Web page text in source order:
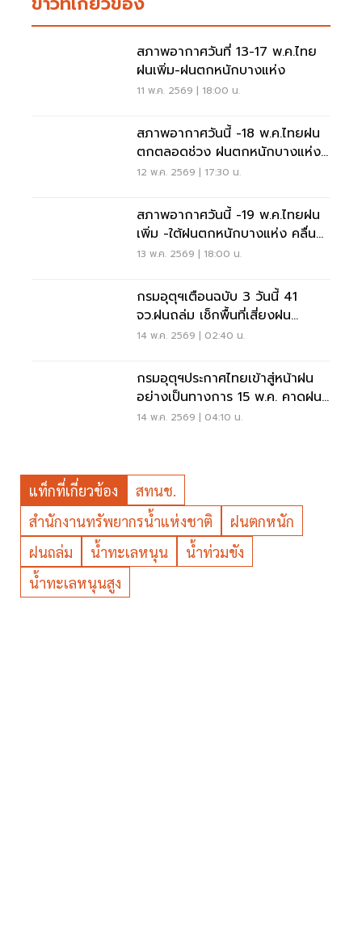
สภาพอากาศวันที่ 13-17 พ.ค.ไทย
ฝนเพิ่ม-ฝนตกหนักบางแห่ง
11 พ.ค. 2569 | 18:00 น.
สภาพอากาศวันนี้ -18 พ.ค.ไทยฝน
ตกตลอดช่วง ฝนตกหนักบางแห่ง
ทะเลคลื่นสูง
12 พ.ค. 2569 | 17:30 น.
สภาพอากาศวันนี้ -19 พ.ค.ไทยฝน
เพิ่ม -ใต้ฝนตกหนักบางแห่ง คลื่น
สูง 2-3 เมตร
13 พ.ค. 2569 | 18:00 น.
กรมอุตุฯเตือนฉบับ 3 วันนี้ 41
จว.ฝนถล่ม เช็กพื้นที่เสี่ยงฝน
ตกหนักที่นี่
14 พ.ค. 2569 | 02:40 น.
กรมอุตุฯประกาศไทยเข้าสู่หน้าฝน
อย่างเป็นทางการ 15 พ.ค. คาดฝน
น้อย พายุ 1-2 ลูก
14 พ.ค. 2569 | 04:10 น.
แท็กที่เกี่ยวข้อง
สทนช.
สำนักงานทรัพยากรน้ำแห่งชาติ
ฝนตกหนัก
ฝนถล่ม
น้ำทะเลหนุน
น้ำท่วมขัง
น้ำทะเลหนุนสูง